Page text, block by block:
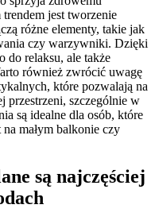
jest tworzenie
różne elementy, takie jak
czy warzywniki. Dzięki
do relaksu, ale także
również zwrócić uwagę
które pozwalają na
przestrzeni, szczególnie w
są idealne dla osób, które
małym balkonie czy
są najczęściej